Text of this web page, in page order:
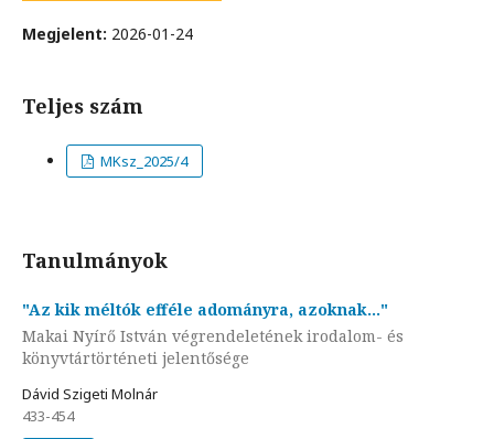
Megjelent: 2026-01-24
Teljes szám
MKsz_2025/4
Tanulmányok
"Az kik méltók efféle adományra, azoknak…"
Makai Nyírő István végrendeletének irodalom- és
könyvtártörténeti jelentősége
Dávid Szigeti Molnár
433-454